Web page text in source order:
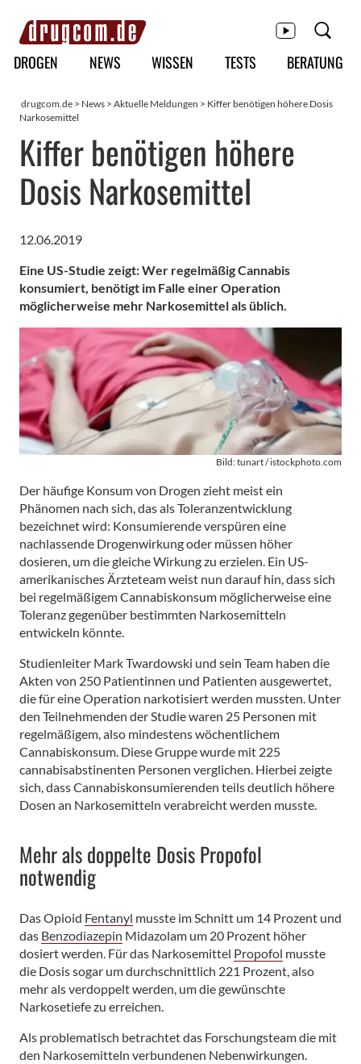
Hauptmenü
DROGEN NEWS WISSEN TESTS BERATUNG
drugcom.de > News > Aktuelle Meldungen > Kiffer benötigen höhere Dosis
Narkosemittel
Kiffer benötigen höhere
Dosis Narkosemittel
12.06.2019
Eine US-Studie zeigt: Wer regelmäßig Cannabis
konsumiert, benötigt im Falle einer Operation
möglicherweise mehr Narkosemittel als üblich.
Bild: tunart / istockphoto.com
Der häufige Konsum von Drogen zieht meist ein
Phänomen nach sich, das als Toleranzentwicklung
bezeichnet wird: Konsumierende verspüren eine
nachlassende Drogenwirkung oder müssen höher
dosieren, um die gleiche Wirkung zu erzielen. Ein US-
amerikanisches Ärzteteam weist nun darauf hin, dass sich
bei regelmäßigem Cannabiskonsum möglicherweise eine
Toleranz gegenüber bestimmten Narkosemitteln
entwickeln könnte.
Studienleiter Mark Twardowski und sein Team haben die
Akten von 250 Patientinnen und Patienten ausgewertet,
die für eine Operation narkotisiert werden mussten. Unter
den Teilnehmenden der Studie waren 25 Personen mit
regelmäßigem, also mindestens wöchentlichem
Cannabiskonsum. Diese Gruppe wurde mit 225
cannabisabstinenten Personen verglichen. Hierbei zeigte
sich, dass Cannabiskonsumierenden teils deutlich höhere
Dosen an Narkosemitteln verabreicht werden musste.
Mehr als doppelte Dosis Propofol
notwendig
Das Opioid Fentanyl musste im Schnitt um 14 Prozent und
das Benzodiazepin Midazolam um 20 Prozent höher
dosiert werden. Für das Narkosemittel Propofol musste
die Dosis sogar um durchschnittlich 221 Prozent, also
mehr als verdoppelt werden, um die gewünschte
Narkosetiefe zu erreichen.
Als problematisch betrachtet das Forschungsteam die mit
den Narkosemitteln verbundenen Nebenwirkungen.